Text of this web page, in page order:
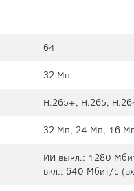
64
32 Мп
H.265+, H.265,
32 Мп, 24 Мп, 16
ИИ выкл.: 1280
вкл.: 640 Мбит/с